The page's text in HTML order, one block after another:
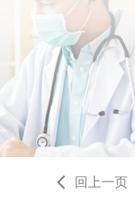
回上一页